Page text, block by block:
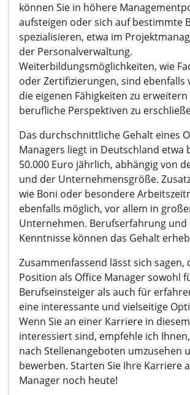
können Sie in höhere
aufsteigen oder sich auf bestimmte
spezialisieren, etwa im
der Personalverwaltung.
Weiterbildungsmöglichkeiten, wie
oder Zertifizierungen, sind ebenfalls
die eigenen Fähigkeiten zu
berufliche Perspektiven zu
Das durchschnittliche Gehalt eines
Managers liegt in Deutschland etwa
50.000 Euro jährlich, abhängig von
und der Unternehmensgröße.
wie Boni oder besondere
ebenfalls möglich, vor allem in
Unternehmen. Berufserfahrung und
Kenntnisse können das Gehalt
Zusammenfassend lässt sich sagen,
Position als Office Manager sowohl
Berufseinsteiger als auch für
eine interessante und vielseitige
Wenn Sie an einer Karriere in
interessiert sind, empfehle ich
nach Stellenangeboten umzusehen
bewerben. Starten Sie Ihre Karriere
Manager noch heute!